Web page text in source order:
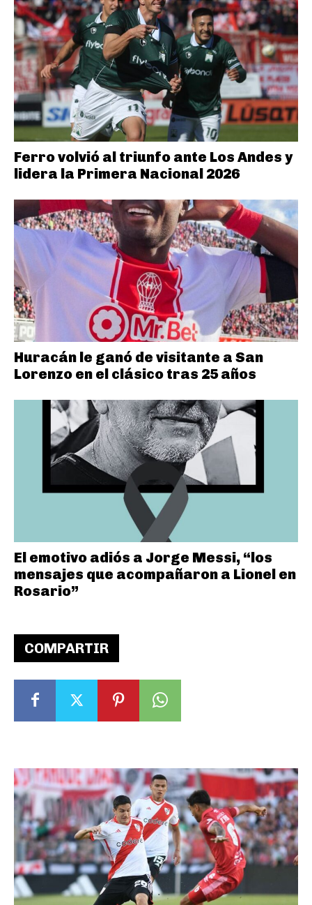
COMPARTIR
Ferro volvió al triunfo ante Los Andes y
lidera la Primera Nacional 2026
Huracán le ganó de visitante a San
Lorenzo en el clásico tras 25 años
El emotivo adiós a Jorge Messi, “los
mensajes que acompañaron a Lionel en
Rosario”